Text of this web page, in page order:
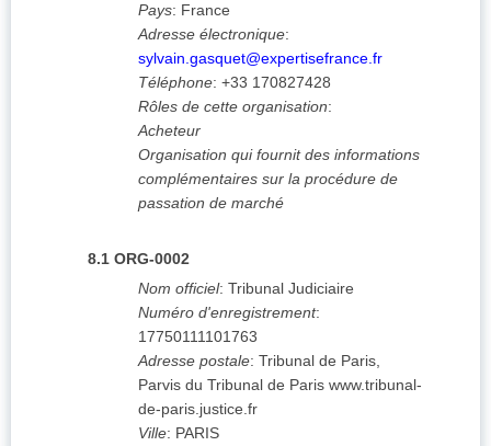
Pays: France
Adresse électronique:
sylvain.gasquet@expertisefrance.fr
Téléphone: +33 170827428
Rôles de cette organisation:
Acheteur
Organisation qui fournit des informations
complémentaires sur la procédure de
passation de marché
8.1 ORG-0002
Nom officiel: Tribunal Judiciaire
Numéro d'enregistrement:
17750111101763
Adresse postale: Tribunal de Paris,
Parvis du Tribunal de Paris www.tribunal-
de-paris.justice.fr
Ville: PARIS